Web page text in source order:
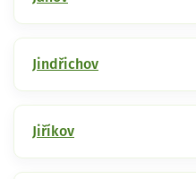
Jindřichov
Jiříkov